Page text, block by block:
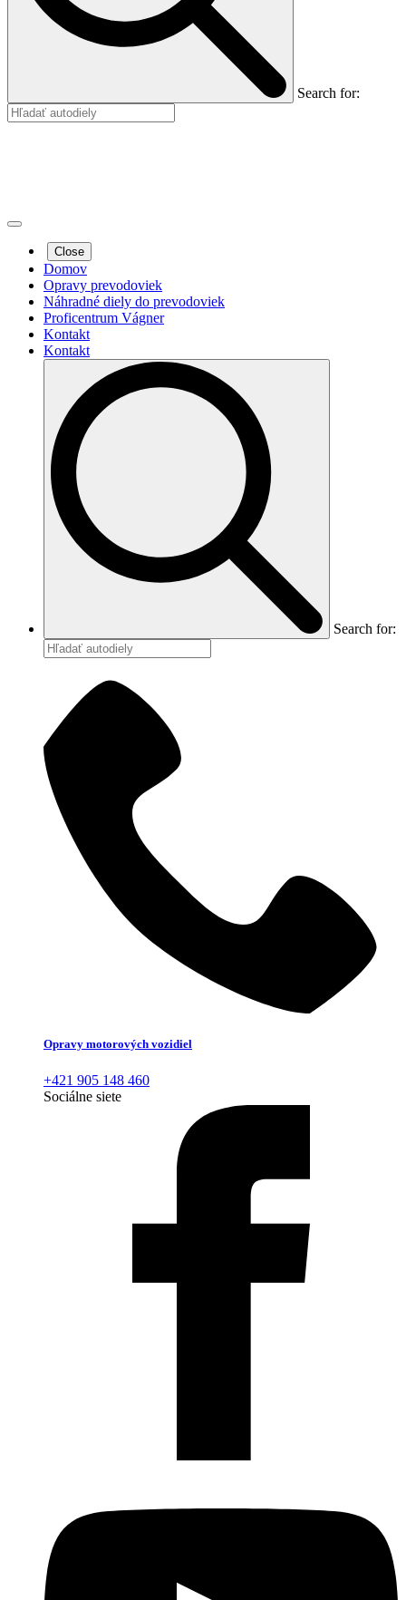
Search for:
Close
Domov
Opravy prevodoviek
Náhradné diely do prevodoviek
Proficentrum Vágner
Kontakt
Kontakt
Search for:
Opravy motorových vozidiel
+421 905 148 460
Sociálne siete